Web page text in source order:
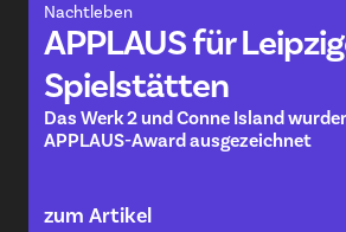
Nachtleben
APPLAUS für
Spielstätten
Das Werk 2 und Conne Island
APPLAUS-Award ausgezeichnet
zum Artikel